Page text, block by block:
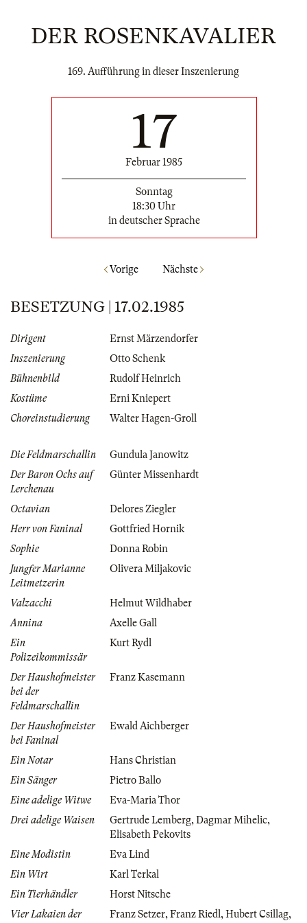
DER ROSENKAVALIER
169. Aufführung in dieser Inszenierung
17
Februar 1985
Sonntag
18:30 Uhr
in deutscher Sprache
Vorige Nächste
BESETZUNG | 17.02.1985
Dirigent
Ernst Märzendorfer
Inszenierung
Otto Schenk
Bühnenbild
Rudolf Heinrich
Kostüme
Erni Kniepert
Choreinstudierung
Walter Hagen-Groll
Die Feldmarschallin
Gundula Janowitz
Der Baron Ochs auf
Lerchenau
Günter Missenhardt
Octavian
Delores Ziegler
Herr von Faninal
Gottfried Hornik
Sophie
Donna Robin
Jungfer Marianne
Leitmetzerin
Olivera Miljakovic
Valzacchi
Helmut Wildhaber
Annina
Axelle Gall
Ein
Polizeikommissär
Kurt Rydl
Der Haushofmeister
bei der
Feldmarschallin
Franz Kasemann
Der Haushofmeister
bei Faninal
Ewald Aichberger
Ein Notar
Hans Christian
Ein Sänger
Pietro Ballo
Eine adelige Witwe
Eva-Maria Thor
Drei adelige Waisen
Gertrude Lemberg,Dagmar Mihelic,
Elisabeth Pekovits
Eine Modistin
Eva Lind
Ein Wirt
Karl Terkal
Ein Tierhändler
Horst Nitsche
Vier Lakaien der
Franz Setzer,Franz Riedl,Hubert Csillag,